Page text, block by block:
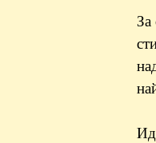
За